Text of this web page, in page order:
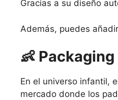
Gracias a su diseño
Además, puedes
👶
En el universo infantil,
mercado donde los